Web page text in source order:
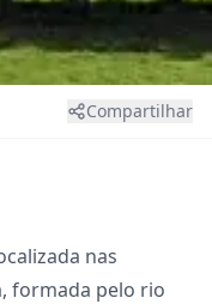
Compartilhar
nas
formada pelo rio